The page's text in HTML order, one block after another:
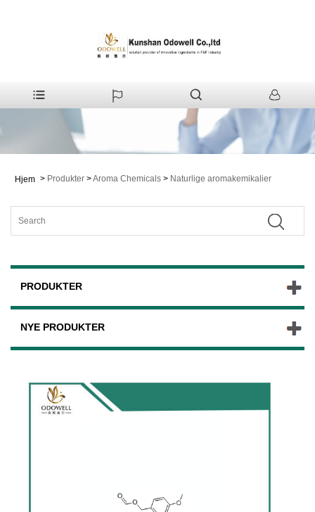
Hjem > Produkter >Aroma Chemicals > Naturlige aromakemikalier
PRODUKTER
NYE PRODUKTER